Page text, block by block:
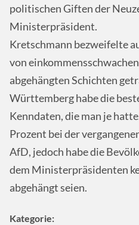
politischen Giften der
Ministerpräsident.
Kretschmann bezweifelte
von
abgehängten Schichten
Württemberg habe die
Kenndaten, die man je
Prozent bei der
AfD, jedoch habe die
dem Ministerpräsidenten
abgehängt seien.
Kategorie: